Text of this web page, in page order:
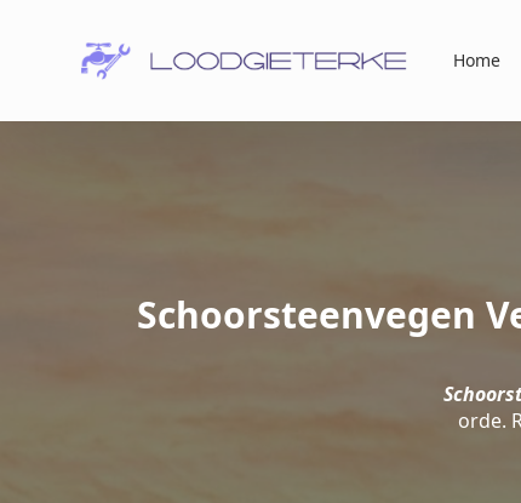
Home
Schoorsteenvegen
orde.